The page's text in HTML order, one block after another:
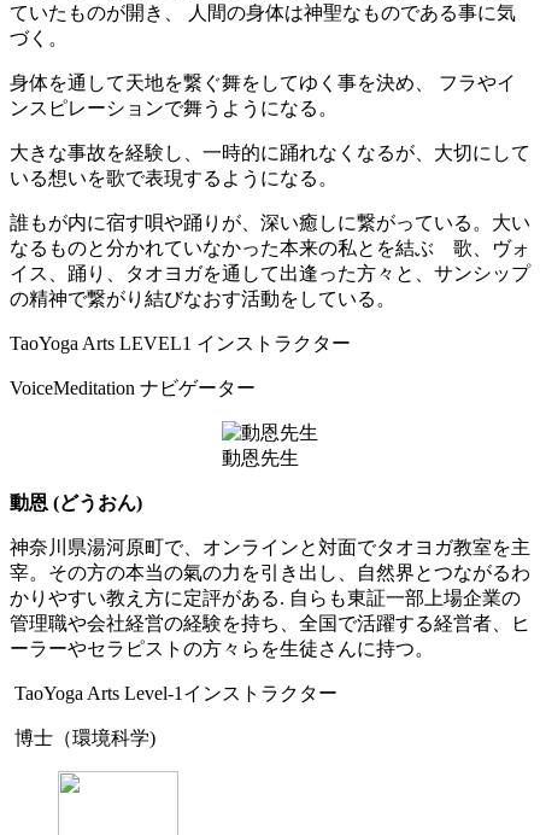
ていたものが開き、 人間の身体は神聖なものである事に気
づく。
身体を通して天地を繋ぐ舞をしてゆく事を決め、 フラやイ
ンスピレーションで舞うようになる。
大きな事故を経験し、一時的に踊れなくなるが、大切にして
いる想いを歌で表現するようになる。
誰もが内に宿す唄や踊りが、深い癒しに繋がっている。大い
なるものと分かれていなかった本来の私とを結ぶ 歌、ヴォ
イス、踊り、タオヨガを通して出逢った方々と、サンシップ
の精神で繋がり結びなおす活動をしている。
TaoYoga Arts LEVEL1 インストラクター
VoiceMeditation ナビゲーター
動恩先生
動恩 (どうおん)
神奈川県湯河原町で、オンラインと対面でタオヨガ教室を主
宰。その方の本当の氣の力を引き出し、自然界とつながるわ
かりやすい教え方に定評がある. 自らも東証一部上場企業の
管理職や会社経営の経験を持ち、全国で活躍する経営者、ヒ
ーラーやセラピストの方々らを生徒さんに持つ。
TaoYoga Arts Level-1インストラクター
博士（環境科学)